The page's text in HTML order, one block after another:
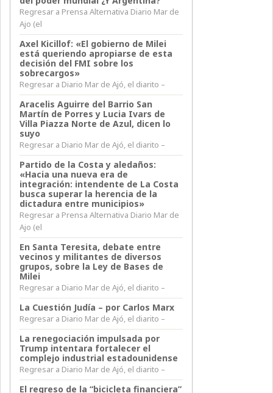
Regresar a Prensa Alternativa Diario Mar de
Ajo (el
Axel Kicillof: «El gobierno de Milei
está queriendo apropiarse de esta
decisión del FMI sobre los
sobrecargos»
Regresar a Diario Mar de Ajó, el diarito –
Aracelis Aguirre del Barrio San
Martín de Porres y Lucia Ivars de
Villa Piazza Norte de Azul, dicen lo
suyo
Regresar a Diario Mar de Ajó, el diarito –
Partido de la Costa y aledaños:
«Hacia una nueva era de
integración: intendente de La Costa
busca superar la herencia de la
dictadura entre municipios»
Regresar a Prensa Alternativa Diario Mar de
Ajo (el
En Santa Teresita, debate entre
vecinos y militantes de diversos
grupos, sobre la Ley de Bases de
Milei
Regresar a Diario Mar de Ajó, el diarito –
La Cuestión Judía – por Carlos Marx
Regresar a Diario Mar de Ajó, el diarito –
La renegociación impulsada por
Trump intentara fortalecer el
complejo industrial estadounidense
Regresar a Diario Mar de Ajó, el diarito –
El regreso de la “bicicleta financiera”